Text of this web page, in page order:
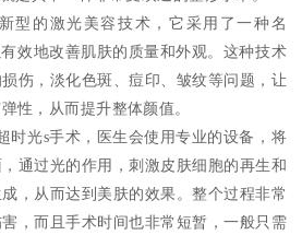
型的激光美容技术，它采用了一种名
效地改善肌肤的质量和外观。这种技术
伤，淡化色斑、痘印、皱纹等问题，让
性，从而提升整体颜值。
时光s手术，医生会使用专业的设备，将
通过光的作用，刺激皮肤细胞的再生和
，从而达到美肤的效果。整个过程非常
，而且手术时间也非常短暂，一般只需